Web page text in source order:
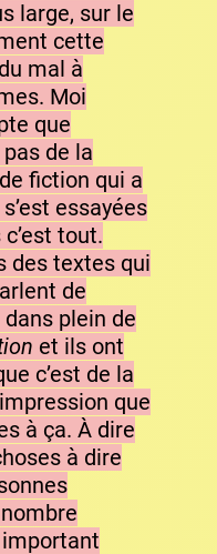
large, sur le
cette
mal à
Moi
que
de la
fiction qui a
essayées
tout.
des textes qui
de
plein de
et ils ont
c’est de la
que
à ça. À dire
à dire
important